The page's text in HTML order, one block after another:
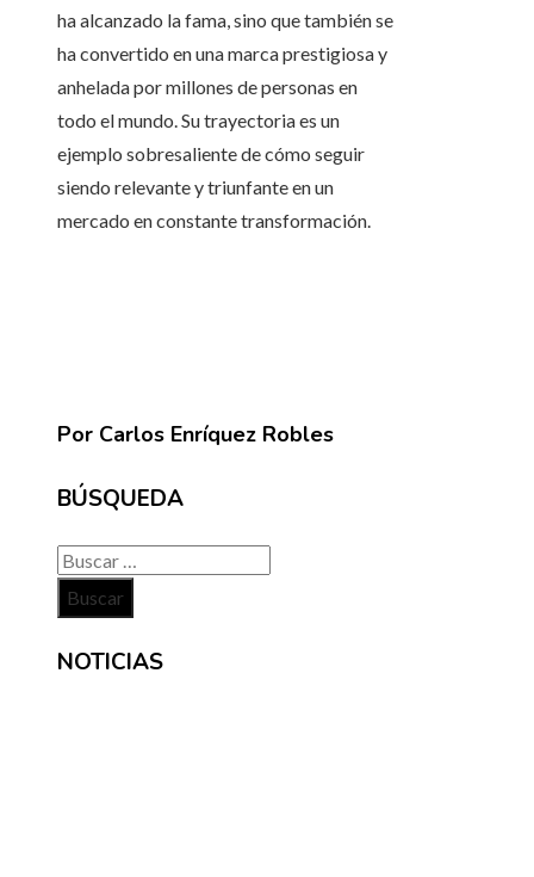
ha alcanzado la fama, sino que también se
ha convertido en una marca prestigiosa y
anhelada por millones de personas en
todo el mundo. Su trayectoria es un
ejemplo sobresaliente de cómo seguir
siendo relevante y triunfante en un
mercado en constante transformación.
Por Carlos Enríquez Robles
BÚSQUEDA
Buscar:
NOTICIAS